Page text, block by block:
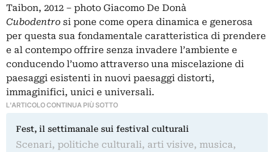
Taibon, 2012 – photo Giacomo De Donà
Cubodentro si pone come opera dinamica e generosa
per questa sua fondamentale caratteristica di prendere
e al contempo offrire senza invadere l’ambiente e
conducendo l’uomo attraverso una miscelazione di
paesaggi esistenti in nuovi paesaggi distorti,
immaginifici, unici e universali.
L'ARTICOLO CONTINUA PIÙ SOTTO
Fest, il settimanale sui festival culturali
Scenari, politiche culturali, arti visive, musica,